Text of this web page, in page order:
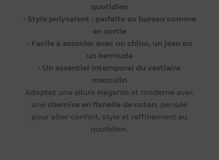
quotidien
• Style polyvalent : parfaite au bureau comme
en sortie
• Facile à associer avec un chino, un jean ou
un bermuda
• Un essentiel intemporel du vestiaire
masculin
Adoptez une allure élégante et moderne avec
une chemise en flanelle de coton, pensée
pour allier confort, style et raffinement au
quotidien.